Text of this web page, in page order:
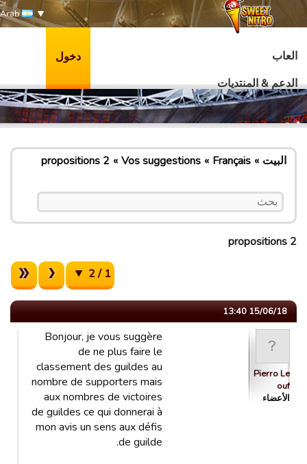
Arab
العاب
الدعم & المنتديات
دخول
البيت Français
Vos suggestions
2 propositions
2 propositions
1 / 2
15/06/18 13:40
Pierro Le
ouf
الأعضاء
Bonjour, je vous suggère
de ne plus faire le
classement des guildes au
nombre de supporters mais
aux nombres de victoires
de guildes ce qui donnerai à
mon avis un sens aux défis
de guilde.